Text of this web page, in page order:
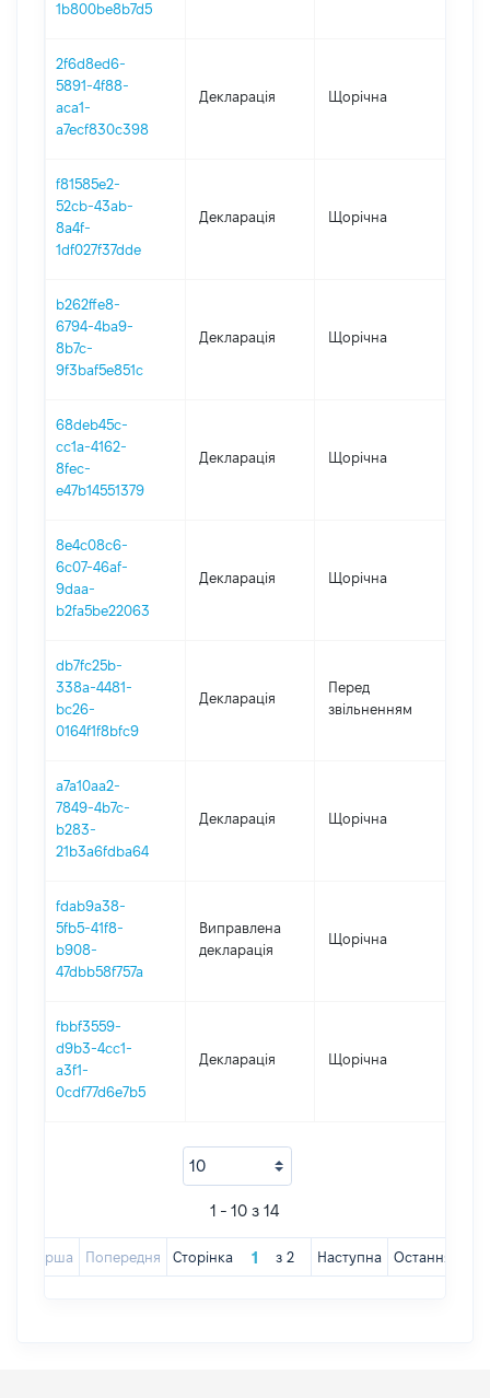
1b800be8b7d5
2f6d8ed6-
5891-4f88-
aca1-
a7ecf830c398
Декларація Щорічна
f81585e2-
52cb-43ab-
8a4f-
1df027f37dde
Декларація Щорічна
b262ffe8-
6794-4ba9-
8b7c-
9f3baf5e851c
Декларація Щорічна
68deb45c-
cc1a-4162-
8fec-
e47b14551379
Декларація Щорічна
8e4c08c6-
6c07-46af-
9daa-
b2fa5be22063
Декларація Щорічна
db7fc25b-
338a-4481-
bc26-
0164f1f8bfc9
Декларація
Перед
звільненням
a7a10aa2-
7849-4b7c-
b283-
21b3a6fdba64
Декларація Щорічна
fdab9a38-
5fb5-41f8-
b908-
47dbb58f757a
Виправлена
декларація
Щорічна
fbbf3559-
d9b3-4cc1-
a3f1-
0cdf77d6e7b5
Декларація Щорічна
1 - 10 з 14
Перша Попередня Сторінка з 2 Наступна Остання